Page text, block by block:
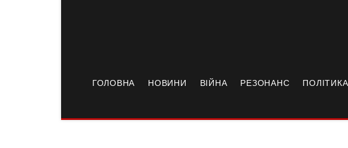
ГОЛОВНА НОВИНИ ВІЙНА РЕЗОНАНС ПОЛІТИКА